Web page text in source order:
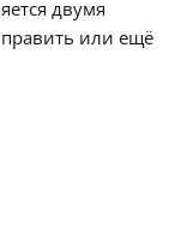
двумя
или ещё